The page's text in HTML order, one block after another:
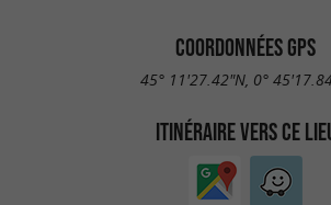
COORDONNÉES GPS
45° 11'27.42"N, 0°
ITINÉRAIRE VERS CE